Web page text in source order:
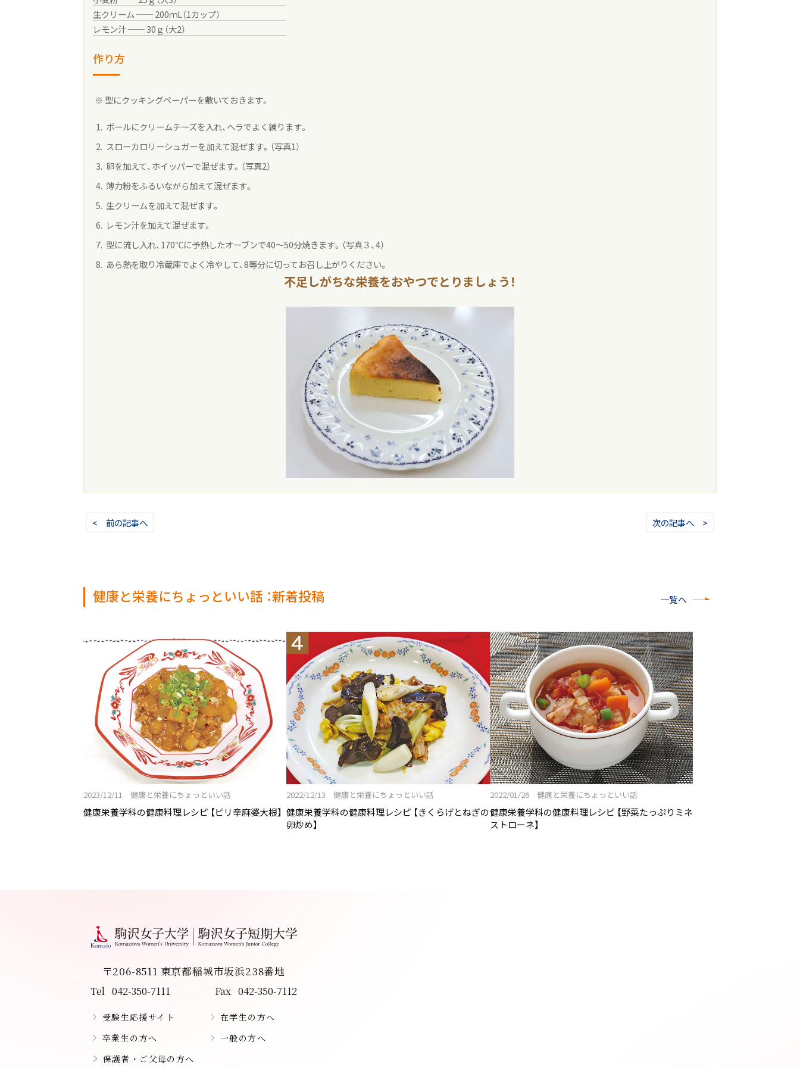
生クリーム ── 200ｍL（1カップ）
レモン汁 ── 30ｇ（大2）
作り方
※ 型にクッキングペーパーを敷いておきます。
ボールにクリームチーズを入れ、ヘラでよく練ります。
スローカロリーシュガーを加えて混ぜます。（写真1）
卵を加えて、ホイッパーで混ぜます。（写真2）
薄力粉をふるいながら加えて混ぜます。
生クリームを加えて混ぜます。
レモン汁を加えて混ぜます。
型に流し入れ、170℃に予熱したオーブンで40～50分焼きます。（写真３、4）
あら熱を取り冷蔵庫でよく冷やして、8等分に切ってお召し上がりください。
不足しがちな栄養をおやつでとりましょう！
< 前の記事へ 次の記事へ >
健康と栄養にちょっといい話 ：新着投稿 一覧へ
2023/12/11 健康と栄養にちょっといい話
健康栄養学科の健康料理レシピ 【ピリ辛麻婆大根】
2022/12/13 健康と栄養にちょっといい話
健康栄養学科の健康料理レシピ 【きくらげとねぎの
卵炒め】
2022/01/26 健康と栄養にちょっといい話
健康栄養学科の健康料理レシピ 【野菜たっぷりミネ
ストローネ】
〒206-8511 東京都稲城市坂浜238番地
Tel 042-350-7111 Fax 042-350-7112
受験生応援サイト
在学生の方へ
卒業生の方へ
一般の方へ
保護者・ご父母の方へ